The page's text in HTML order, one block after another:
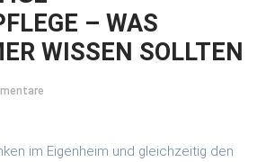
– WAS
WISSEN SOLLTEN